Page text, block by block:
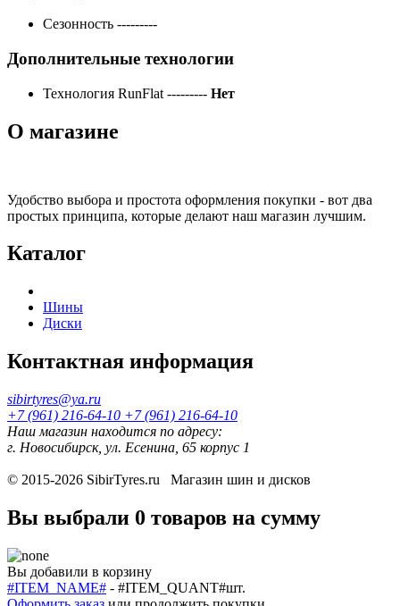
Сезонность ---------
Дополнительные технологии
Технология RunFlat --------- Нет
О магазине
Удобство выбора и простота оформления покупки - вот два
простых принципа, которые делают наш магазин лучшим.
Каталог
Шины
Диски
Контактная информация
sibirtyres@ya.ru
+7 (961) 216-64-10 +7 (961) 216-64-10
Наш магазин находится по адресу:
г. Новосибирск, ул. Есенина, 65 корпус 1
© 2015-2026 SibirTyres.ru Магазин шин и дисков
Вы выбрали 0 товаров на сумму
Вы добавили в корзину
#ITEM_NAME# - #ITEM_QUANT#шт.